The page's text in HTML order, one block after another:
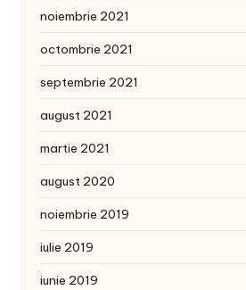
noiembrie 2021
octombrie 2021
septembrie 2021
august 2021
martie 2021
august 2020
noiembrie 2019
iulie 2019
iunie 2019